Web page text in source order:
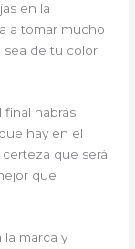
en la
a tomar mucho
sea de tu color
final habrás
hay en el
que será
que
la marca y